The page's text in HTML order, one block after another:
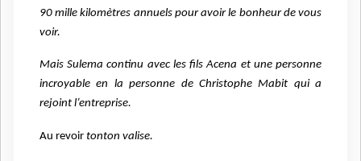
90 mille kilomètres annuels pour avoir le bonheur de vous
voir.
Mais Sulema continu avec les fils Acena et une personne
incroyable en la personne de Christophe Mabit qui a
rejoint l’entreprise.
Au revoir tonton valise.